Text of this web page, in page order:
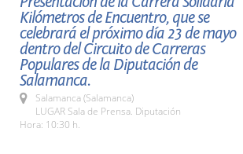
Kilómetros de Encuentro, que se
celebrará el próximo día 23 de mayo
dentro del Circuito de Carreras
Populares de la Diputación de
Salamanca.
Salamanca (Salamanca)
LUGAR Sala de Prensa. Diputación
Hora: 10:30 h.